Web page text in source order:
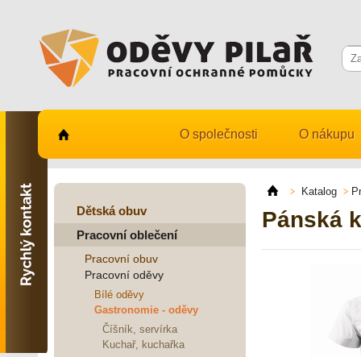
O společnosti O nákupu
Dětská obuv
Pracovní oblečení
Pracovní obuv
Pracovní oděvy
Bílé oděvy
Gastronomie - oděvy
Číšník, servírka
Kuchař, kuchařka
Katalog
Pánská
Kontaktujte nás
731 482 530
info@odevy-pilar.cz
Provozovna:
Hradec Králové
Provozovna:
Stavební 1140, 500 03